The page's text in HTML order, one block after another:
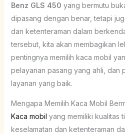
Benz GLS 450 yang bermutu
dipasang dengan benar, tetapi
dan ketenteraman dalam
tersebut, kita akan membagikan
pentingnya memilih kaca mobil
pelayanan pasang yang ahli, dan
layanan yang baik.
Mengapa Memilih Kaca Mobil
Kaca mobil yang memiliki kualitas
keselamatan dan ketenteraman